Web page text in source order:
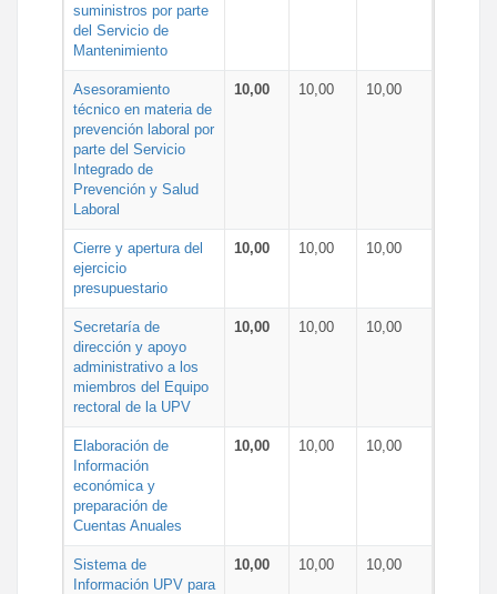
suministros por parte
del Servicio de
Mantenimiento
Asesoramiento
técnico en materia de
prevención laboral por
parte del Servicio
Integrado de
Prevención y Salud
Laboral
10,00 10,00 10,00
Cierre y apertura del
ejercicio
presupuestario
10,00 10,00 10,00
Secretaría de
dirección y apoyo
administrativo a los
miembros del Equipo
rectoral de la UPV
10,00 10,00 10,00
Elaboración de
Información
económica y
preparación de
Cuentas Anuales
10,00 10,00 10,00
Sistema de
Información UPV para
10,00 10,00 10,00